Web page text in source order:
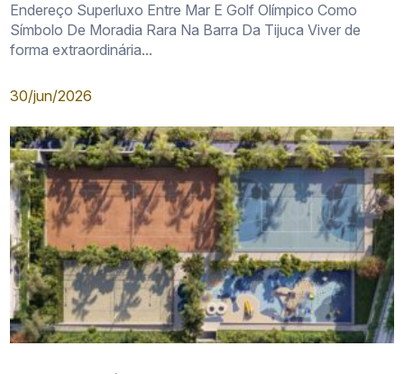
Endereço Superluxo Entre Mar E Golf Olímpico Como
Símbolo De Moradia Rara Na Barra Da Tijuca Viver de
forma extraordinária...
30/jun/2026